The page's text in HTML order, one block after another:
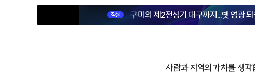
직설 구미의 제2전성기 대구까지...옛 영광
사람과 지역의 가치를 생각